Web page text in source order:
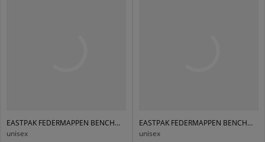
EASTPAK FEDERMAPPEN BENCHMARK SINGLE
unisex
EASTPAK FEDERMAPPEN BENCHMARK SINGLE
unisex